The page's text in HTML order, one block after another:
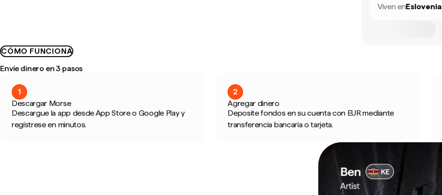
Viven enEslovenia
CÓMO FUNCIONA
Envíe dinero en 3 pasos
1
Descargar Morse
Descargue la app desde App Store o Google Play y
regístrese en minutos.
2
Agregar dinero
Deposite fondos en su cuenta con EUR mediante
transferencia bancaria o tarjeta.